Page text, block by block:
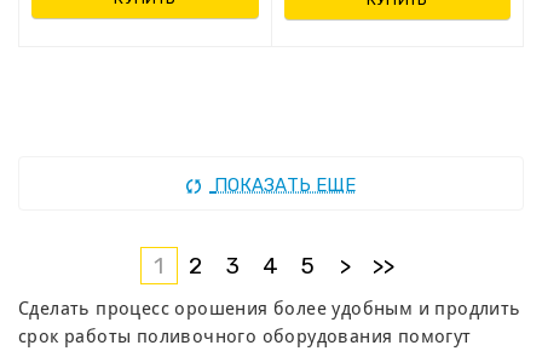
ПОКАЗАТЬ ЕЩЕ
1 2 3 4 5 > >>
Сделать процесс орошения более удобным и продлить
срок работы поливочного оборудования помогут